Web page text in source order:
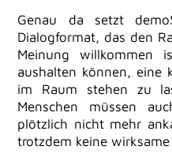
Genau da setzt
Dialogformat, das den
Meinung willkommen
aushalten können, eine
im Raum stehen zu
Menschen müssen
plötzlich nicht mehr
trotzdem keine